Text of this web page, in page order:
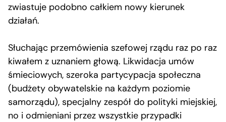
zwiastuje podobno całkiem nowy kierunek
działań.
Słuchając przemówienia szefowej rządu raz po raz
kiwałem z uznaniem głową. Likwidacja umów
śmieciowych, szeroka partycypacja społeczna
(budżety obywatelskie na każdym poziomie
samorządu), specjalny zespół do polityki miejskiej,
no i odmieniani przez wszystkie przypadki